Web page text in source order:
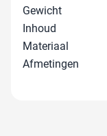
Gewicht
Inhoud
Materiaal
Afmetingen